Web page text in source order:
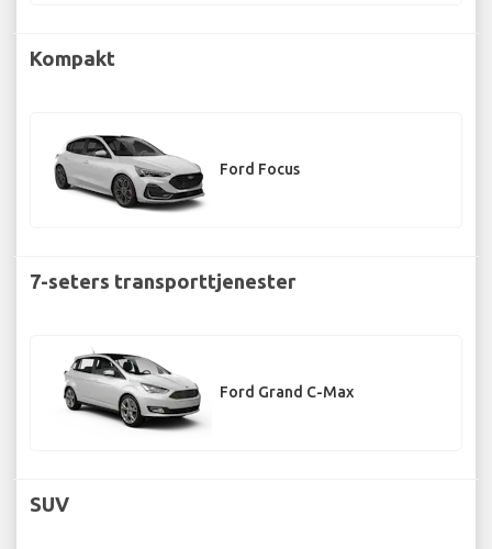
Kompakt
Ford Focus
7-seters transporttjenester
Ford Grand C-Max
SUV